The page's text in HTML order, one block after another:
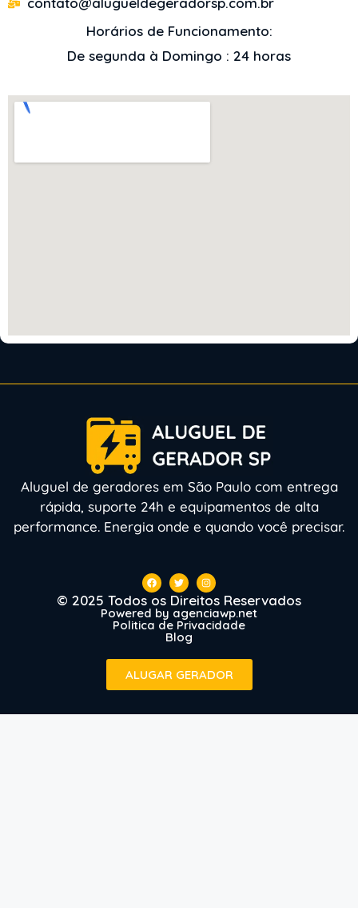
Horários de Funcionamento:
De segunda à Domingo : 24 horas
Aluguel de geradores em São Paulo com entrega
rápida, suporte 24h e equipamentos de alta
performance. Energia onde e quando você precisar.
© 2025 Todos os Direitos Reservados
Powered by agenciawp.net
Politica de Privacidade
Blog
ALUGAR GERADOR